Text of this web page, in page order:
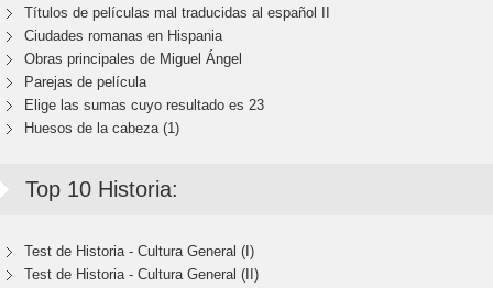
Títulos de películas mal traducidas al español II
Ciudades romanas en Hispania
Obras principales de Miguel Ángel
Parejas de película
Elige las sumas cuyo resultado es 23
Huesos de la cabeza (1)
Top 10 Historia:
Test de Historia - Cultura General (I)
Test de Historia - Cultura General (II)